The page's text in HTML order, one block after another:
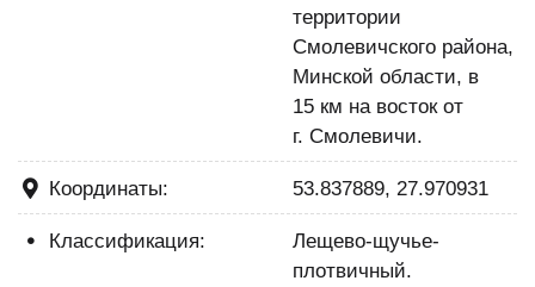
территории
Смолевичского района,
Минской области, в
15 км на восток от
г. Смолевичи.
Координаты: 53.837889, 27.970931
Классификация:
Лещево-щучье-
плотвичный.